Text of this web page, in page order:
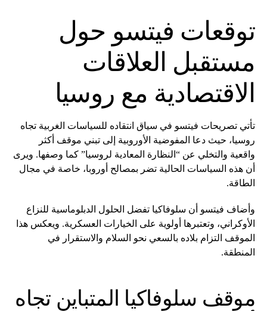
توقعات فيتسو حول
مستقبل العلاقات
الاقتصادية مع روسيا
تأتي تصريحات فيتسو في سياق انتقاده للسياسات الغربية تجاه
روسيا، حيث دعا المفوضية الأوروبية إلى تبني موقف أكثر
واقعية والتخلي عن “النظارة المعادية لروسيا” كما وصفها. ويرى
أن هذه السياسات الحالية تضر بمصالح أوروبا، خاصة في مجال
الطاقة.
وأضاف فيتسو أن سلوفاكيا تفضل الحلول الدبلوماسية للنزاع
الأوكراني، وتعتبرها أولوية على الخيارات العسكرية. ويعكس هذا
الموقف التزام بلاده بالسعي نحو السلام والاستقرار في
المنطقة.
موقف سلوفاكيا المتباين تجاه